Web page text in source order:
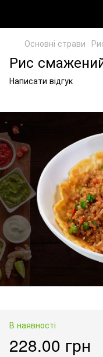
Основні страви
Рис
Написати відгук
В наявності
228.00 грн